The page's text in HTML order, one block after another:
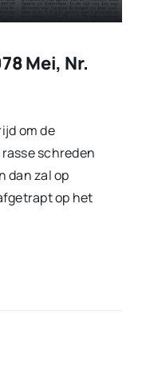
Mei, Nr.
om de
schreden
dan zal op
op het